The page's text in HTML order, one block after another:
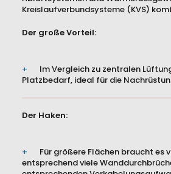
Kreislaufverbundsysteme (KVS)
Der große Vorteil:
Im Vergleich zu zentralen
Platzbedarf, ideal für die
Der Haken:
Für größere Flächen braucht es
entsprechend viele